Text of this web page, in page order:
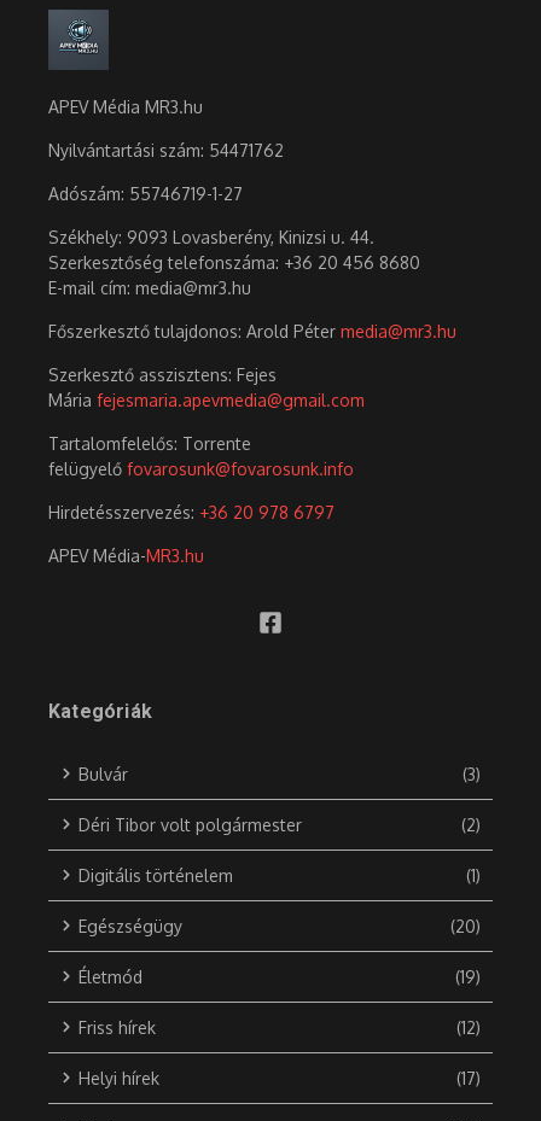
APEV Média MR3.hu
Nyilvántartási szám: 54471762
Adószám: 55746719-1-27
Székhely: 9093 Lovasberény, Kinizsi u. 44.
Szerkesztőség telefonszáma: +36 20 456 8680
E-mail cím: media@mr3.hu
Főszerkesztő tulajdonos: Arold Péter media@mr3.hu
Szerkesztő asszisztens: Fejes
Mária fejesmaria.apevmedia@gmail.com
Tartalomfelelős: Torrente
felügyelő fovarosunk@fovarosunk.info
Hirdetésszervezés: +36 20 978 6797
APEV Média-MR3.hu
Kategóriák
Bulvár (3)
Déri Tibor volt polgármester (2)
Digitális történelem (1)
Egészségügy (20)
Életmód (19)
Friss hírek (12)
Helyi hírek (17)